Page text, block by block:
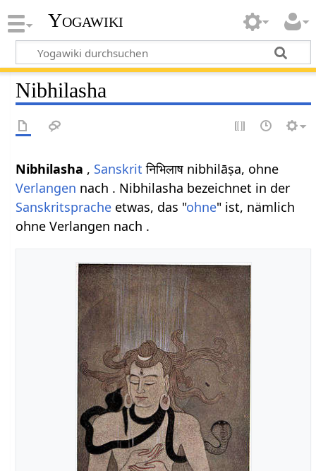
Yogawiki
Nibhilasha
Nibhilasha , Sanskrit निभिलाष nibhilāṣa, ohne
Verlangen nach . Nibhilasha bezeichnet in der
Sanskritsprache etwas, das "ohne" ist, nämlich
ohne Verlangen nach .